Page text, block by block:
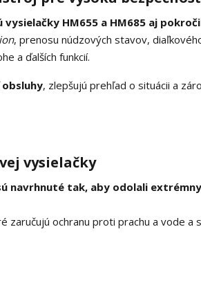
HM655 a HM685 aj
, prenosu núdzových stavov,
a ďalších funkcií.
, zlepšujú prehľad o situácii a
vysielačky
navrhnuté tak, aby odolali
zaručujú ochranu proti prachu a vode a